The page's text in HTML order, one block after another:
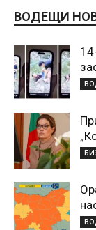
ВОДЕЩИ